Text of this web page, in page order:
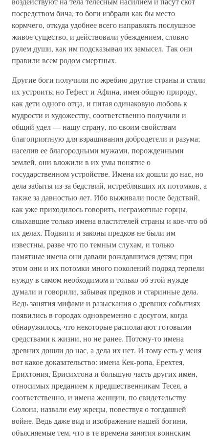
посредством бича, то боги избрали как бы место
кормчего, откуда удобнее всего направлять послушное
живое существо, и действовали убеждением, словно
рулем души, как им подсказывал их замысел. Так они
правили всем родом смертных.
Другие боги получили по жребию другие страны и стали
их устроить; но Гефест и Афина, имея общую природу,
как дети одного отца, и питая одинаковую любовь к
мудрости и художеству, соответственно получили и
общий удел — нашу страну, по своим свойствам
благоприятную для взращивания добродетели и разума;
населив ее благородными мужами, порожденными
землей, они вложили в их умы понятие о
государственном устройстве. Имена их дошли до нас, но
дела забыты из-за бедствий, истреблявших их потомков, а
также за давностью лет. Ибо выживали после бедствий,
как уже приходилось говорить, неграмотные горцы,
слыхавшие только имена властителей страны и кое-что об
их делах. Подвиги и законы предков не были им
известны, разве что по темным слухам, и только
памятные имена они давали рождавшимся детям; при
этом они и их потомки много поколений подряд терпели
нужду в самом необходимом и только об этой нужде
думали и говорили, забывая предков и старинные дела.
Ведь занятия мифами и разыскания о древних событиях
появились в городах одновременно с досугом, когда
обнаружилось, что некоторые располагают готовыми
средствами к жизни, но не ранее. Потому-то имена
древних дошли до нас, а дела их нет. И тому есть у меня
вот какое доказательство: имена Кек-ропа, Ерехтея,
Ерихтония, Ерисихтона и большую часть других имен,
относимых преданием к предшественникам Тесея, а
соответственно, и имена женщин, по свидетельству
Солона, назвали ему жрецы, повествуя о тогдашней
войне. Ведь даже вид и изображение нашей богини,
объясняемые тем, что в те времена занятия воинским